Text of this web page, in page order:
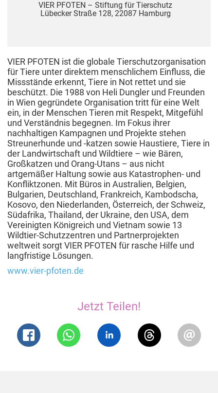
VIER PFOTEN – Stiftung für Tierschutz
Lübecker Straße 128, 22087 Hamburg
VIER PFOTEN ist die globale Tierschutzorganisation
für Tiere unter direktem menschlichem Einfluss, die
Missstände erkennt, Tiere in Not rettet und sie
beschützt. Die 1988 von Heli Dungler und Freunden
in Wien gegründete Organisation tritt für eine Welt
ein, in der Menschen Tieren mit Respekt, Mitgefühl
und Verständnis begegnen. Im Fokus ihrer
nachhaltigen Kampagnen und Projekte stehen
Streunerhunde und -katzen sowie Haustiere, Tiere in
der Landwirtschaft und Wildtiere – wie Bären,
Großkatzen und Orang-Utans – aus nicht
artgemäßer Haltung sowie aus Katastrophen- und
Konfliktzonen. Mit Büros in Australien, Belgien,
Bulgarien, Deutschland, Frankreich, Kambodscha,
Kosovo, den Niederlanden, Österreich, der Schweiz,
Südafrika, Thailand, der Ukraine, den USA, dem
Vereinigten Königreich und Vietnam sowie 13
Wildtier-Schutzzentren und Partnerprojekten
weltweit sorgt VIER PFOTEN für rasche Hilfe und
langfristige Lösungen.
www.vier-pfoten.de
Jetzt Teilen!